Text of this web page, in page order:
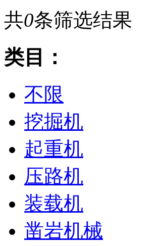
共0条筛选结果
类目：
不限
挖掘机
起重机
压路机
装载机
凿岩机械